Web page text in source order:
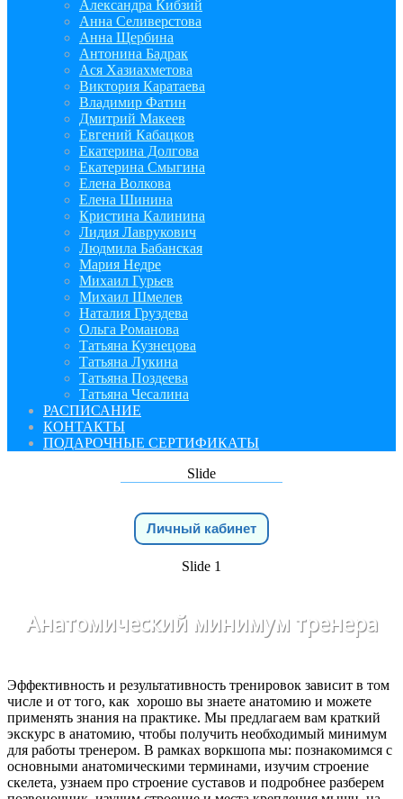
Александра Кибзий
Анна Селиверстова
Анна Щербина
Антонина Бадрак
Ася Хазиахметова
Виктория Каратаева
Владимир Фатин
Дмитрий Макеев
Евгений Кабацков
Екатерина Долгова
Екатерина Смыгина
Елена Волкова
Елена Шинина
Кристина Калинина
Лидия Лаврукович
Людмила Бабанская
Мария Недре
Михаил Гурьев
Михаил Шмелев
Наталия Груздева
Ольга Романова
Татьяна Кузнецова
Татьяна Лукина
Татьяна Поздеева
Татьяна Чесалина
РАСПИСАНИЕ
КОНТАКТЫ
ПОДАРОЧНЫЕ СЕРТИФИКАТЫ
Slide
Личный кабинет
Slide 1
Анатомический минимум тренера
Эффективность и результативность тренировок зависит в том
числе и от того, как хорошо вы знаете анатомию и можете
применять знания на практике. Мы предлагаем вам краткий
экскурс в анатомию, чтобы получить необходимый минимум
для работы тренером. В рамках воркшопа мы: познакомимся с
основными анатомическими терминами, изучим строение
скелета, узнаем про строение суставов и подробнее разберем